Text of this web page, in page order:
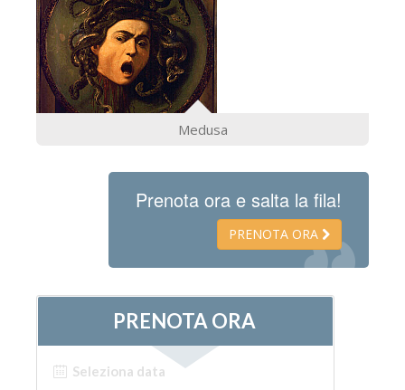
Medusa
Prenota ora e salta la fila!
PRENOTA ORA